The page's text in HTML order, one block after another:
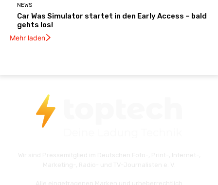
NEWS
Car Was Simulator startet in den Early Access – bald
gehts los!
Mehr laden